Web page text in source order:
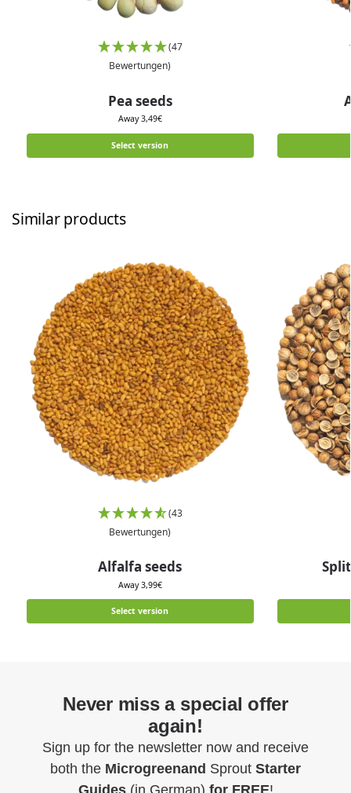
(47
Bewertungen)
Pea seeds
Away3,49€
Select version
Similar products
(43
Bewertungen)
Alfalfa seeds
Away3,99€
Select version
Never miss a special offer
again!
Sign up for the newsletter now and receive
both the Microgreenand Sprout Starter